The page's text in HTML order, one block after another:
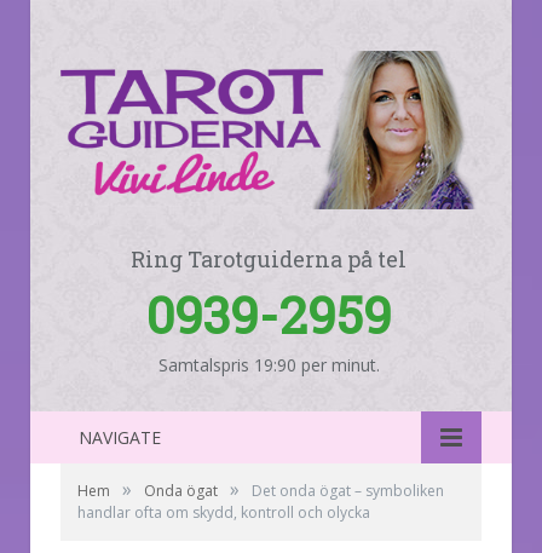
Ring Tarotguiderna på tel
0939-2959
Samtalspris 19:90 per minut.
NAVIGATE
Hem » Onda ögat »
Det onda ögat – symboliken
handlar ofta om skydd, kontroll och olycka